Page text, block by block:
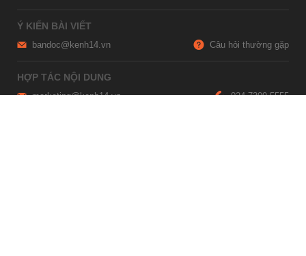
Ý KIẾN BÀI VIẾT
bandoc@kenh14.vn Câu hỏi thường gặp
HỢP TÁC NỘI DUNG
marketing@kenh14.vn 024 7309 5555